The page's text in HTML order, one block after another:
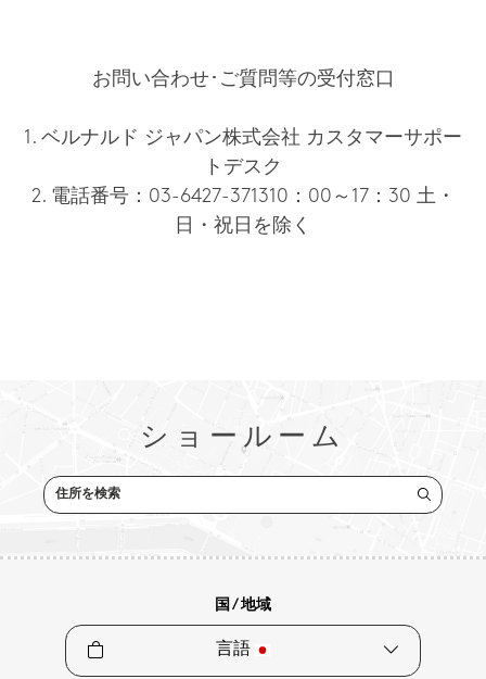
お問い合わせ･ご質問等の受付窓口
1. ベルナルド ジャパン株式会社 カスタマーサポー
トデスク
2. 電話番号：03-6427-371310：00～17：30 土・
日・祝日を除く
ショールーム
住所を検索
国 / 地域
言語